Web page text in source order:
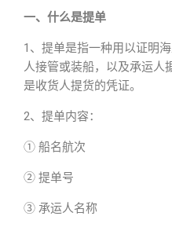
一、什么是提单
1、提单是指一种用以证明
人接管或装船，以及承运人
是收货人提货的凭证。
2、提单内容：
① 船名航次
② 提单号
③ 承运人名称